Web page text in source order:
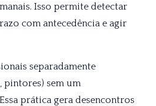
Isso permite detectar
com antecedência e agir
separadamente
pintores) sem um
prática gera desencontros